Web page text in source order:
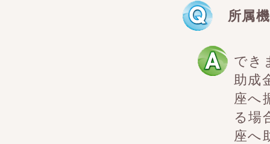
所属
でき
助成
座へ
る場
座へ